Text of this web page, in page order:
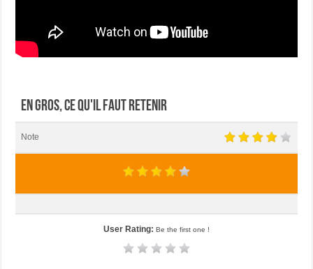
En gros, ce qu'il faut retenir
Note
User Rating: Be the first one !